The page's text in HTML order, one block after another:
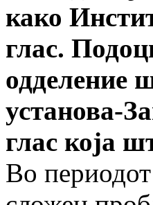
како
глас.
одделение
установа-
глас која
Во